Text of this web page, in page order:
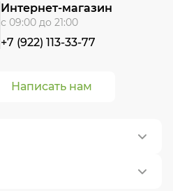
Написать нам
Интернет-магазин
с 09:00 до 21:00
+7 (922) 113-33-77